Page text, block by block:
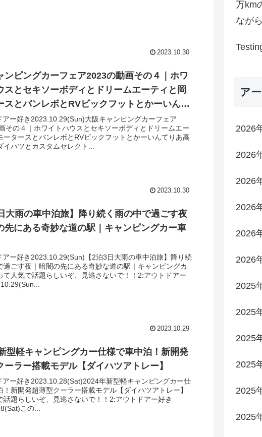
2023.10.30
ンピングカーフェア2023の動画その４｜ホワ
スとセキソーボディとドリームエーティと岡
スとバンレボとRVビックフットとかーいんて
と三島ダイハツとカスタムセレクト
アー好き2023.10.29(Sun)大阪キャンピングカーフェア
その４｜ホワイトハウスとセキソーボディとドリームエー
ータースとバンレボとRVビックフットとかーいんてりあ高
イハツとカスタムセレクト...
2023.10.30
大雨の車中泊旅】降り続く雨の中で過ごす夜
先にある奇妙な道の駅｜キャンピングカー車
アー好き2023.10.29(Sun)【2泊3日大雨の車中泊旅】降り続
過ごす夜｜暗闇の先にある奇妙な道の駅｜キャンピングカ
て人気で話題らしいぞ、見逃さないで！！2:アウトドアー
2023.10.29
型軽キャンピングカー仕様で車中泊！新開発
ーラー搭載モデル【ダイハツアトレー】
アー好き2023.10.28(Sat)2024年新型軽キャンピングカー仕
！新開発超薄型クーラー搭載モデル【ダイハツアトレー】
話題らしいぞ、見逃さないで！！2:アウトドアー好き
この...
万km
なが
ア
2026
2026
2026
2026
2026
2026
2025
2025
2025
2025
2025
2025